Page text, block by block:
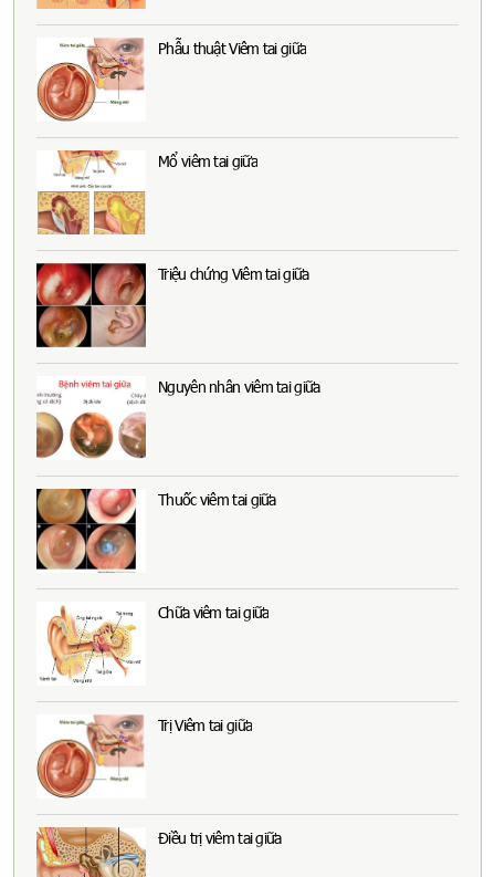
Phẫu thuật Viêm tai giữa
Mổ viêm tai giữa
Triệu chứng Viêm tai giữa
Nguyên nhân viêm tai giữa
Thuốc viêm tai giữa
Chữa viêm tai giữa
Trị Viêm tai giữa
Điều trị viêm tai giữa